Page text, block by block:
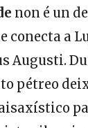
non é un
conecta a
Augusti.
pétreo